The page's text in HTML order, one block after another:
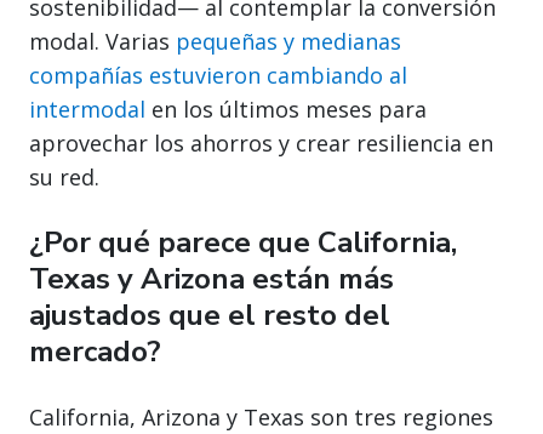
sostenibilidad— al contemplar la conversión
modal. Varias pequeñas y medianas
compañías estuvieron cambiando al
intermodal en los últimos meses para
aprovechar los ahorros y crear resiliencia en
su red.
¿Por qué parece que California,
Texas y Arizona están más
ajustados que el resto del
mercado?
California, Arizona y Texas son tres regiones